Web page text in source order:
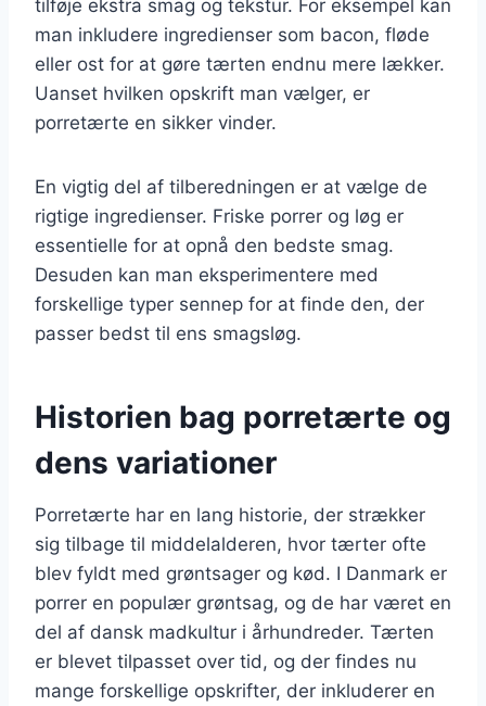
tilføje ekstra smag og tekstur. For eksempel kan
man inkludere ingredienser som bacon, fløde
eller ost for at gøre tærten endnu mere lækker.
Uanset hvilken opskrift man vælger, er
porretærte en sikker vinder.
En vigtig del af tilberedningen er at vælge de
rigtige ingredienser. Friske porrer og løg er
essentielle for at opnå den bedste smag.
Desuden kan man eksperimentere med
forskellige typer sennep for at finde den, der
passer bedst til ens smagsløg.
Historien bag porretærte og
dens variationer
Porretærte har en lang historie, der strækker
sig tilbage til middelalderen, hvor tærter ofte
blev fyldt med grøntsager og kød. I Danmark er
porrer en populær grøntsag, og de har været en
del af dansk madkultur i århundreder. Tærten
er blevet tilpasset over tid, og der findes nu
mange forskellige opskrifter, der inkluderer en